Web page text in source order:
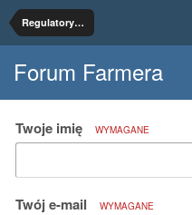
Regulatory wzrostu
Forum Farmera
Twoje imię WYMAGANE
Twój e-mail WYMAGANE